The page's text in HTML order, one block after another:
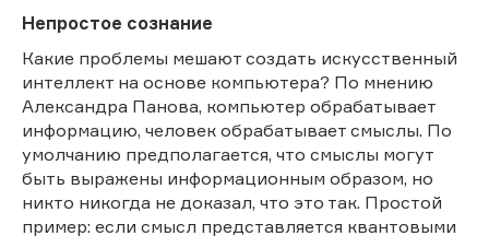
Непростое сознание
Какие проблемы мешают создать искусственный
интеллект на основе компьютера? По мнению
Александра Панова, компьютер обрабатывает
информацию, человек обрабатывает смыслы. По
умолчанию предполагается, что смыслы могут
быть выражены информационным образом, но
никто никогда не доказал, что это так. Простой
пример: если смысл представляется квантовыми